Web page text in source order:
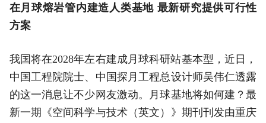
在月球熔岩管内建造人类基地 最新研究提供可行性
方案
我国将在2028年左右建成月球科研站基本型，近日，
中国工程院院士、中国探月工程总设计师吴伟仁透露
的这一消息让不少网友激动。月球基地将如何建？最
新一期《空间科学与技术（英文）》期刊刊发由重庆